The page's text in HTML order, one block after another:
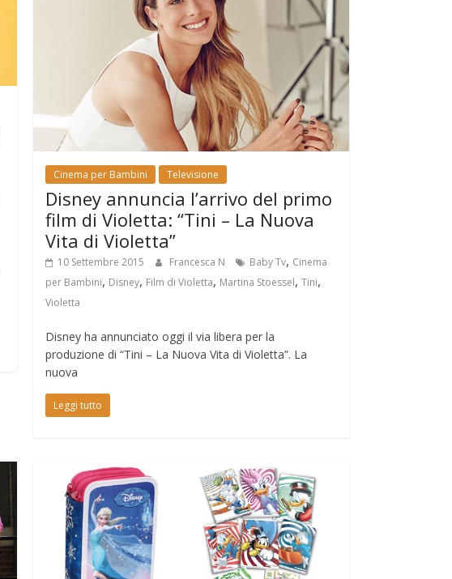
Cinema per Bambini Televisione
Disney annuncia l’arrivo del primo
film di Violetta: “Tini – La Nuova
Vita di Violetta”
10 Settembre 2015 Francesca N Baby Tv, Cinema
per Bambini, Disney, Film di Violetta, Martina Stoessel,Tini,
Violetta
Disney ha annunciato oggi il via libera per la
produzione di “Tini – La Nuova Vita di Violetta”. La
nuova
Leggi tutto